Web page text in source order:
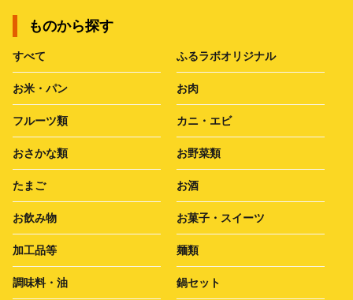
ものから探す
すべて ふるラボオリジナル
お米・パン お肉
フルーツ類 カニ・エビ
おさかな類 お野菜類
たまご お酒
お飲み物 お菓子・スイーツ
加工品等 麺類
調味料・油 鍋セット